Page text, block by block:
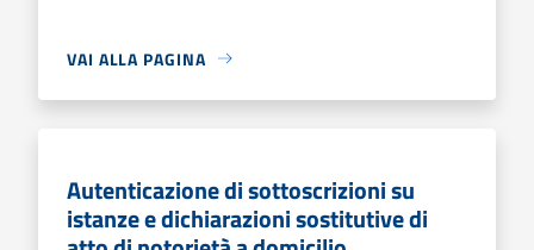
VAI ALLA PAGINA
Autenticazione di sottoscrizioni su
istanze e dichiarazioni sostitutive di